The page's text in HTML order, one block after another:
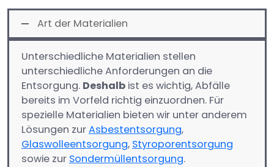
Art der Materialien
Unterschiedliche Materialien stellen
unterschiedliche Anforderungen an die
Entsorgung. Deshalb ist es wichtig, Abfälle
bereits im Vorfeld richtig einzuordnen. Für
spezielle Materialien bieten wir unter anderem
Lösungen zurAsbestentsorgung,
Glaswolleentsorgung, Styroporentsorgung
sowie zur Sondermüllentsorgung.